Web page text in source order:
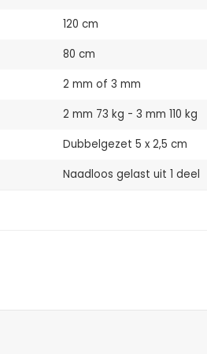
120 cm
80 cm
2 mm of 3 mm
2 mm 73 kg - 3 mm 110 kg
Dubbelgezet 5 x 2,5 cm
Naadloos gelast uit 1 deel